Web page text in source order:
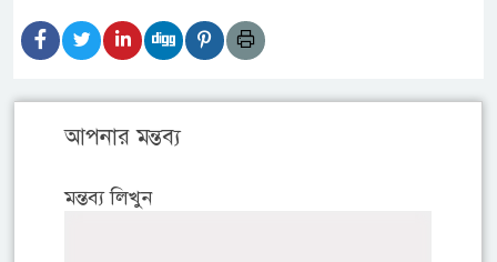
আপনার মন্তব্য
মন্তব্য লিখুন